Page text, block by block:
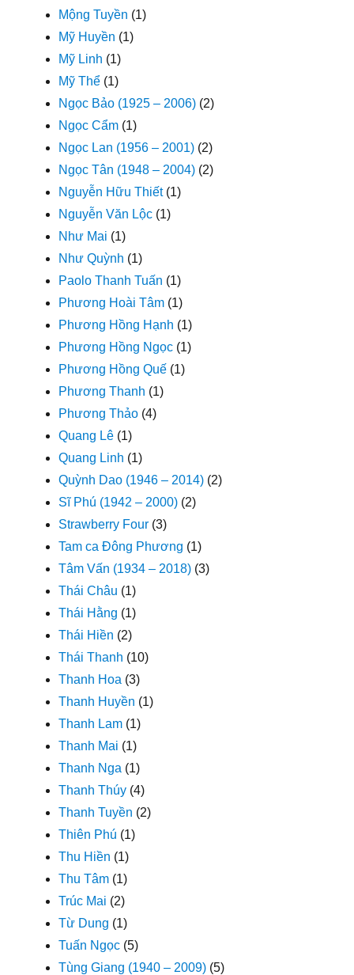
Mộng Tuyền (1)
Mỹ Huyền (1)
Mỹ Linh (1)
Mỹ Thể (1)
Ngọc Bảo (1925 – 2006) (2)
Ngọc Cẩm (1)
Ngọc Lan (1956 – 2001) (2)
Ngọc Tân (1948 – 2004) (2)
Nguyễn Hữu Thiết(1)
Nguyễn Văn Lộc (1)
Như Mai (1)
Như Quỳnh (1)
Paolo Thanh Tuấn (1)
Phương Hoài Tâm (1)
Phương Hồng Hạnh (1)
Phương Hồng Ngọc (1)
Phương Hồng Quế (1)
Phương Thanh (1)
Phương Thảo (4)
Quang Lê (1)
Quang Linh (1)
Quỳnh Dao (1946 – 2014) (2)
Sĩ Phú (1942 – 2000) (2)
Strawberry Four (3)
Tam ca Đông Phương (1)
Tâm Vấn (1934 – 2018) (3)
Thái Châu (1)
Thái Hằng (1)
Thái Hiền (2)
Thái Thanh (10)
Thanh Hoa (3)
Thanh Huyền (1)
Thanh Lam (1)
Thanh Mai (1)
Thanh Nga (1)
Thanh Thúy (4)
Thanh Tuyền (2)
Thiên Phú (1)
Thu Hiền (1)
Thu Tâm (1)
Trúc Mai (2)
Từ Dung (1)
Tuấn Ngọc (5)
Tùng Giang (1940 – 2009) (5)